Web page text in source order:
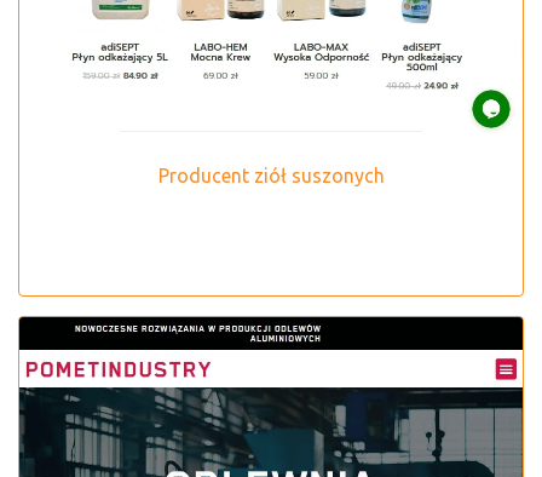
Producent ziół suszonych